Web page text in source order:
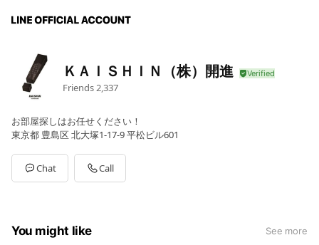
ＫＡＩＳＨＩＮ（株）開進
Friends 2,337
お部屋探しはお任せください！
東京都 豊島区 北大塚1-17-9 平松ビル601
Chat Call
You might like See more